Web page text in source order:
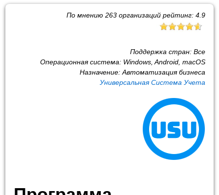
По мнению 263организаций рейтинг: 4.9
Поддержка стран: Все
Операционная система: Windows, Android, macOS
Назначение: Автоматизация бизнеса
Универсальная Система Учета